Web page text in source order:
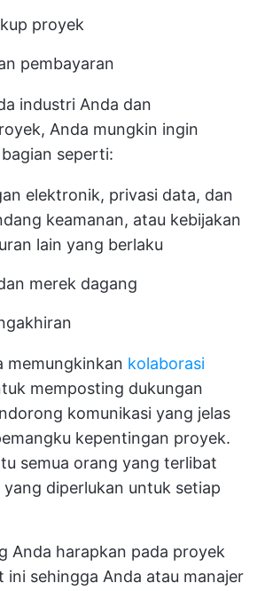
proyek
pembayaran
industri Anda dan
Anda mungkin ingin
seperti:
elektronik, privasi data, dan
keamanan, atau kebijakan
lain yang berlaku
merek dagang
memungkinkan kolaborasi
memposting dukungan
komunikasi yang jelas
kepentingan proyek.
semua orang yang terlibat
yang diperlukan untuk setiap
Anda harapkan pada proyek
ini sehingga Anda atau manajer